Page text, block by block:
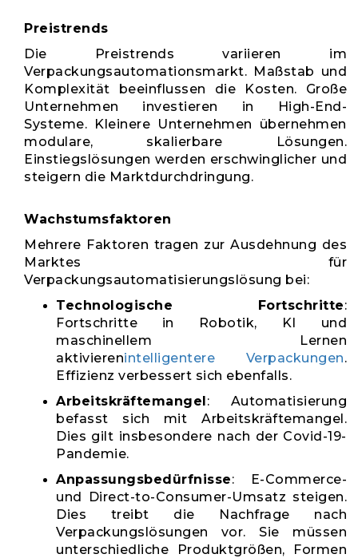
Preistrends
Die Preistrends variieren im
Verpackungsautomationsmarkt. Maßstab und
Komplexität beeinflussen die Kosten. Große
Unternehmen investieren in High-End-
Systeme. Kleinere Unternehmen übernehmen
modulare, skalierbare Lösungen.
Einstiegslösungen werden erschwinglicher und
steigern die Marktdurchdringung.
Wachstumsfaktoren
Mehrere Faktoren tragen zur Ausdehnung des
Marktes für
Verpackungsautomatisierungslösung bei:
Technologische Fortschritte:
Fortschritte in Robotik, KI und
maschinellem Lernen
aktivierenintelligentere Verpackungen.
Effizienz verbessert sich ebenfalls.
Arbeitskräftemangel: Automatisierung
befasst sich mit Arbeitskräftemangel.
Dies gilt insbesondere nach der Covid-19-
Pandemie.
Anpassungsbedürfnisse: E-Commerce-
und Direct-to-Consumer-Umsatz steigen.
Dies treibt die Nachfrage nach
Verpackungslösungen vor. Sie müssen
unterschiedliche Produktgrößen, Formen